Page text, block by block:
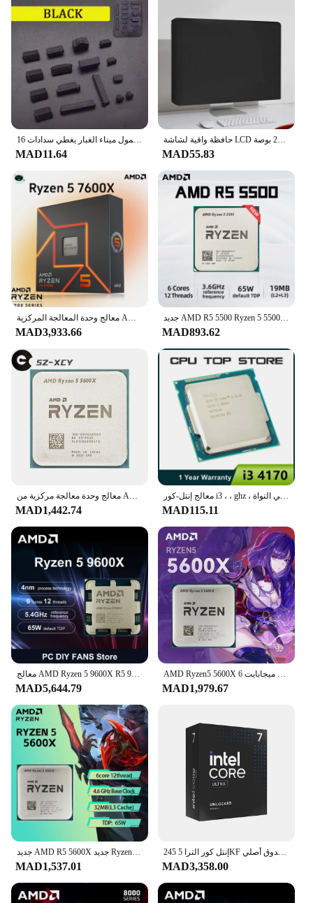
16 قطعة/المجموعة مكافحة الغبار المقابس الكمبيوتر المحمول ميناء الغبار المقابس محمول ميناء الغبار يغطي سدادات USB ميناء HDMI RJ45 واجهة غطاء
MAD11.64
حافظة واقية لشاشة LCD من القماش المقاوم للماء ، ملحقات قابلة للغسل ، أجهزة الكمبيوتر المكتبية المنزلية ، غطاء غبار شاشة الكمبيوتر ، 21 بوصة ، 24 بوصة ، 28 بوصة
MAD55.83
معالج وحدة المعالجة المركزية AMD-rryzen 5 7600X ، R5 7600X ، GHz ، 6-Core ، 12-Thread ، PCIE ، W ، 5 نانومتر ، L3 = 32 متر ،-، لغا, AM5, الألعاب
MAD3,933.66
جديد AMD R5 5500 Ryzen 5 5500 3.6 GHz 6-Core 12-الموضوع CPU المعالج 7NM L3 = 16M 100-000000457 المقبس AM4 جديد ولكن بدون برودة
MAD893.62
معالج وحدة معالجة مركزية من AMD Ryzen 5 سداسي النواة بخيط 12 ، R5 5600X ، GHz ، 7 نانومتر ، 65 واط ، L3 = 32 م ، شمع ، مقبس AM4
MAD1,442.74
معالج إنتل-كور i3 ، ، ghz ، ثنائي النواة ، sr1pl ، lga من ، cpu
MAD115.11
معالج AMD Ryzen 5 9600X R5 9600X 5.4 جيجا هرتز 6-Core 12-Thread 38 ميجابايت لعبة كاش 4NM 65 واط مقبس AM5 وحدة المعالجة المركزية الرسومات المتكاملة بدون مروحة
MAD5,644.79
AMD Ryzen5 5600X 6 كور 12 خيط 32 ميجابايت L3 كاش AM4 PCIe ® 4.0 DDR4 Ryzen 5000 Series 65W وحدة المعالجة المركزية للألعاب المكتبية
MAD1,979.67
جديد AMD R5 5600X جديد Ryzen 5 5600X 3.7 جيجا هرتز 6-Core 12-Thread CPU 7NM 65W L3=32M جديد ولكن بدون مروحة لعبة كاش
MAD1,537.01
إنتل كور الترا 5 245KF وحدة معالجة مركزية ، بحيرة أرلو ، صندوق أصلي
MAD3,358.00